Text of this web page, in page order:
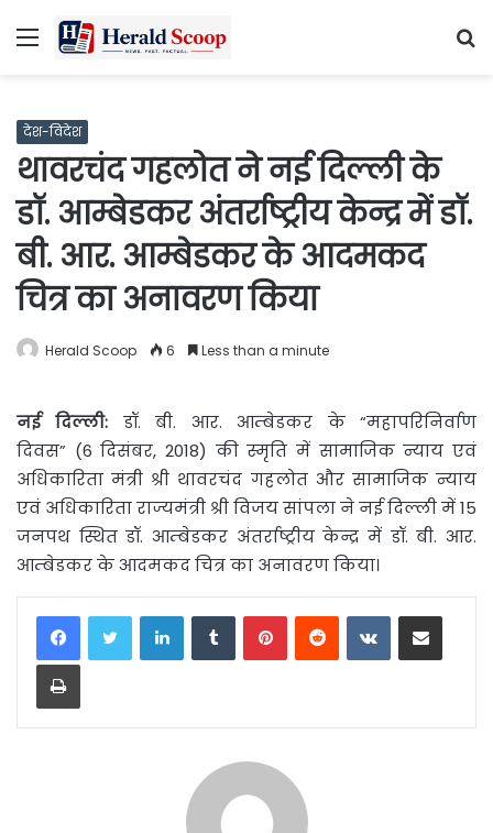
Menu
देश-विदेश
थावरचंद गहलोत ने नई दिल्ली के
डॉ. आम्बेडकर अंतर्राष्ट्रीय केन्द्र में डॉ.
बी. आर. आम्बेडकर के आदमकद
चित्र का अनावरण किया
Herald Scoop 6 Less than a minute
नई दिल्ली: डॉ. बी. आर. आम्बेडकर के “महापरिनिर्वाण
दिवस” (6 दिसंबर, 2018) की स्मृति में सामाजिक न्याय एवं
अधिकारिता मंत्री श्री थावरचंद गहलोत और सामाजिक न्याय
एवं अधिकारिता राज्यमंत्री श्री विजय सांपला ने नई दिल्ली में 15
जनपथ स्थित डॉ. आम्बेडकर अंतर्राष्ट्रीय केन्द्र में डॉ. बी. आर.
आम्बेडकर के आदमकद चित्र का अनावरण किया।
LinkedInTumblrPinterestReddit VKontakteShare via Email
Print